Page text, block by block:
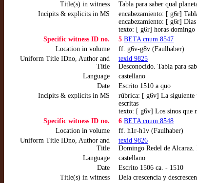
Title(s) in witness
Tabla para saber qual
Incipits & explicits in MS
encabezamiento: [ g6r]
encabezamiento: [ g6r] Dias
texto: [ g6r] horas domingo
Specific witness ID no.
5 BETA cnum 8547
Location in volume
ff. g6v-g8v (Faulhaber)
Uniform Title IDno, Author and
Title
texid 9825
Desconocido. Tabla para
Language
castellano
Date
Escrito 1510 a quo
Incipits & explicits in MS
rúbrica: [ g6v] La siguiente
escritas
texto: [ g6v] Los sinos que
Specific witness ID no.
6 BETA cnum 8548
Location in volume
ff. h1r-h1v (Faulhaber)
Uniform Title IDno, Author and
Title
texid 9826
Domingo Redel de Alcaraz.
Language
castellano
Date
Escrito 1506 ca. - 1510
Title(s) in witness
Dela crescencia y